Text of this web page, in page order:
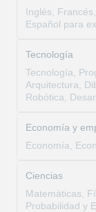
Inglés,
Español para
Tecnología
Tecnología,
Arquitectura,
Robótica,
Economía y
Economía,
Ciencias
Matemáticas,
Probabilidad y